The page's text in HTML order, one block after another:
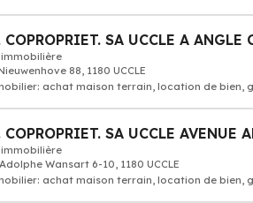
COPROPRIET. SA UCCLE A ANGLE
88, 1180 UCCLE
achat maison terrain, location de bien,
Wansart 6-10, 1180 UCCLE
achat maison terrain, location de bien,